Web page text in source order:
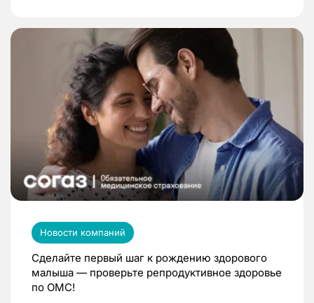
Новости компаний
Сделайте первый шаг к рождению здорового
малыша — проверьте репродуктивное здоровье
по ОМС!